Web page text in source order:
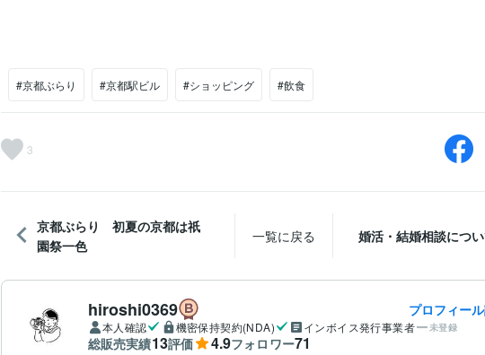
#京都ぶらり #京都駅ビル #ショッピング #飲食
3
京都ぶらり 初夏の京都は祇
園祭一色
一覧に戻る 婚活・結婚相談につ
hiroshi0369 プロフィー
本人確認 機密保持契約(NDA) インボイス発行事業者 未登録
総販売実績13評価 4.9フォロワー71